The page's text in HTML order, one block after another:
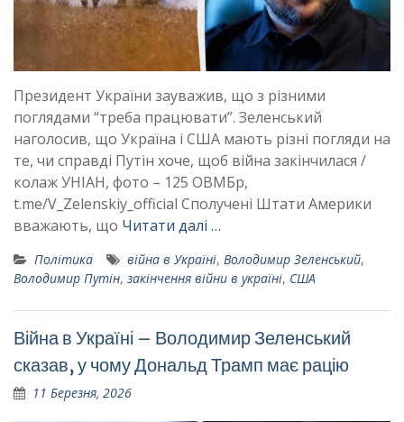
Президент України зауважив, що з різними
поглядами “треба працювати”. Зеленський
наголосив, що Україна і США мають різні погляди на
те, чи справді Путін хоче, щоб війна закінчилася /
колаж УНІАН, фото – 125 ОВМБр,
t.me/V_Zelenskiy_official Сполучені Штати Америки
вважають, що Читати далі …
Політика війна в Україні, Володимир Зеленський,
Володимир Путін, закінчення війни в україні, США
Війна в Україні – Володимир Зеленський
сказав, у чому Дональд Трамп має рацію
11 Березня, 2026